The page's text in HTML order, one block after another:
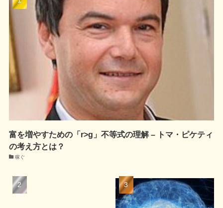
富を増やすための「r>g」不等式の理解 – トマ・ピケティ
の考え方とは？
稼ぐ